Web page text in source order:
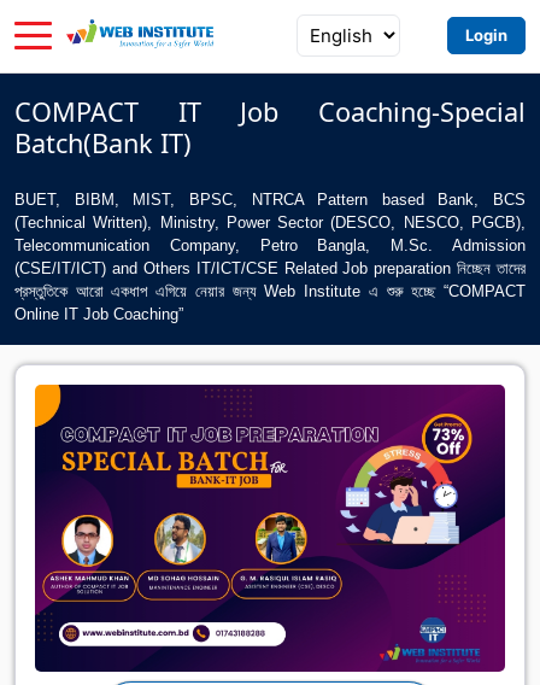
Login
COMPACT IT Job Coaching-Special
Batch(Bank IT)
BUET, BIBM, MIST, BPSC, NTRCA Pattern based Bank, BCS
(Technical Written), Ministry, Power Sector (DESCO, NESCO, PGCB),
Telecommunication Company, Petro Bangla, M.Sc. Admission
(CSE/IT/ICT) and Others IT/ICT/CSE Related Job preparation নিচ্ছেন তাদের
প্রস্তুতিকে আরো একধাপ এগিয়ে নেয়ার জন্য Web Institute এ শুরু হচ্ছে “COMPACT
Online IT Job Coaching”